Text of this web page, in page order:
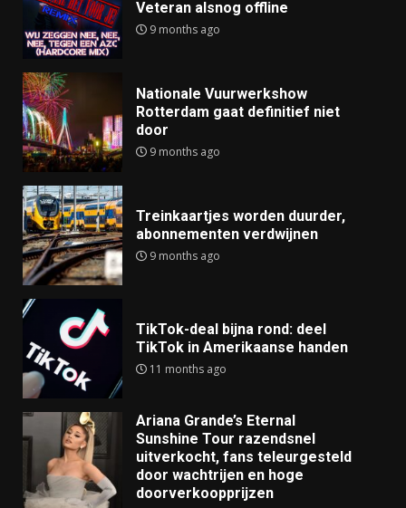
Veteran alsnog offline
9 months ago
Nationale Vuurwerkshow
Rotterdam gaat definitief niet
door
9 months ago
Treinkaartjes worden duurder,
abonnementen verdwijnen
9 months ago
TikTok-deal bijna rond: deel
TikTok in Amerikaanse handen
11 months ago
Ariana Grande’s Eternal
Sunshine Tour razendsnel
uitverkocht, fans teleurgesteld
door wachtrijen en hoge
doorverkoopprijzen